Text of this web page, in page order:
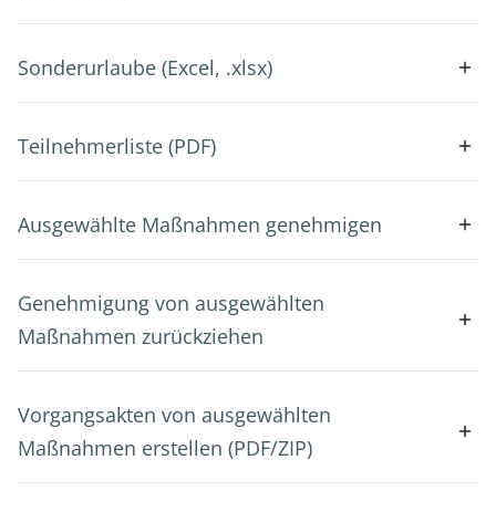
Sonderurlaube (Excel, .xlsx)
Teilnehmerliste (PDF)
Ausgewählte Maßnahmen genehmigen
Genehmigung von ausgewählten
Maßnahmen zurückziehen
Vorgangsakten von ausgewählten
Maßnahmen erstellen (PDF/ZIP)